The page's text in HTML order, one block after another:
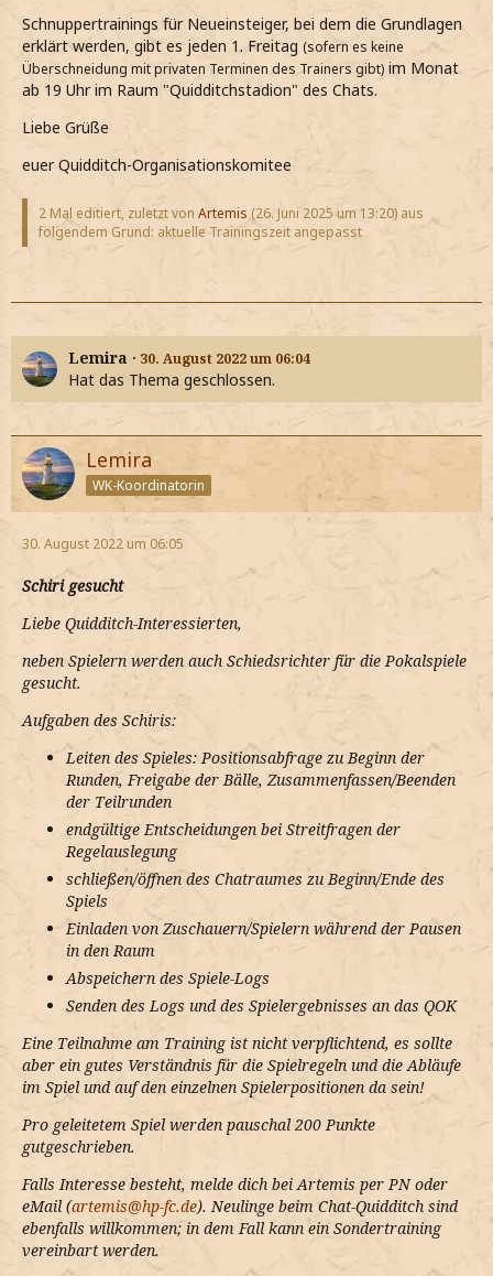
Schnuppertrainings für Neueinsteiger, bei dem die Grundlagen
erklärt werden, gibt es jeden 1. Freitag (sofern es keine
Überschneidung mit privaten Terminen des Trainers gibt) im Monat
ab 19 Uhr im Raum "Quidditchstadion" des Chats.
Liebe Grüße
euer Quidditch-Organisationskomitee
2 Mal editiert, zuletzt von Artemis (26. Juni 2025 um 13:20) aus
folgendem Grund: aktuelle Trainingszeit angepasst
Lemira 30. August 2022 um 06:04
Hat das Thema geschlossen.
Lemira
WK-Koordinatorin
30. August 2022 um 06:05
Schiri gesucht
Liebe Quidditch-Interessierten,
neben Spielern werden auch Schiedsrichter für die Pokalspiele
gesucht.
Aufgaben des Schiris:
Leiten des Spieles: Positionsabfrage zu Beginn der
Runden, Freigabe der Bälle, Zusammenfassen/Beenden
der Teilrunden
endgültige Entscheidungen bei Streitfragen der
Regelauslegung
schließen/öffnen des Chatraumes zu Beginn/Ende des
Spiels
Einladen von Zuschauern/Spielern während der Pausen
in den Raum
Abspeichern des Spiele-Logs
Senden des Logs und des Spielergebnisses an das QOK
Eine Teilnahme am Training ist nicht verpflichtend, es sollte
aber ein gutes Verständnis für die Spielregeln und die Abläufe
im Spiel und auf den einzelnen Spielerpositionen da sein!
Pro geleitetem Spiel werden pauschal 200 Punkte
gutgeschrieben.
Falls Interesse besteht, melde dich bei Artemis per PN oder
eMail (artemis@hp-fc.de). Neulinge beim Chat-Quidditch sind
ebenfalls willkommen; in dem Fall kann ein Sondertraining
vereinbart werden.